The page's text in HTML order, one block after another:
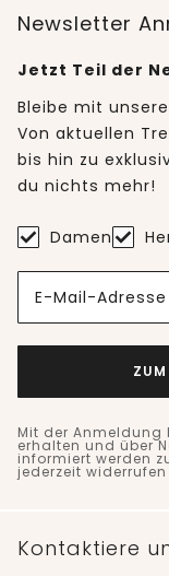
Newsletter
Jetzt Teil der
Bleibe mit
Von aktuellen
bis hin zu
du nichts mehr!
Damen
E-Mail-
ZUM
Mit der Anmeldung
erhalten und über
informiert werden
jederzeit widerrufen
Kontaktiere